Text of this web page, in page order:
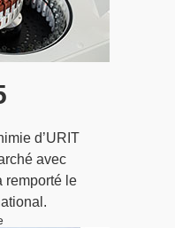
d’URIT
avec
remporté le